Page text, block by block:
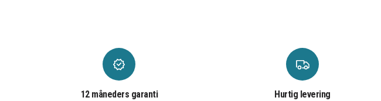
12 måneders garanti Hurtig levering